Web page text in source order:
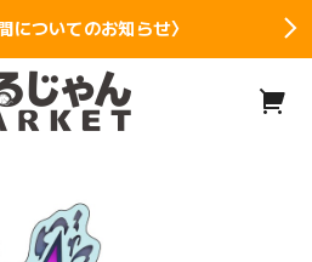
についてのお知らせ〉